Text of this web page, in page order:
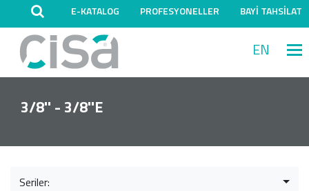
E-KATALOG PROFESYONELLER BAYİ TAHSİLAT
EN
3/8'' - 3/8''E
Seriler: